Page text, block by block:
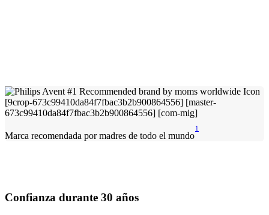
Marca recomendada por madres de todo el mundo
1
Confianza durante 30 años